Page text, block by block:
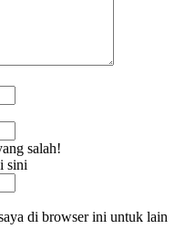
salah!
sini
di browser ini untuk lain